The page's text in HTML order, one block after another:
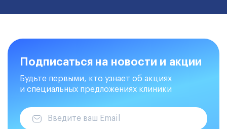
Подписаться на новости и акции
Будьте первыми, кто узнает об акциях
и специальных предложениях клиники